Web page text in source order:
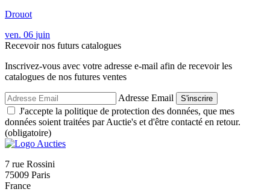
Drouot
ven. 06 juin
Recevoir nos futurs catalogues
Inscrivez-vous avec votre adresse e-mail afin de recevoir les
catalogues de nos futures ventes
Adresse Email S'inscrire
J'accepte la politique de protection des données, que mes
données soient traitées par Auctie's et d'être contacté en retour.
(obligatoire)
7 rue Rossini
75009 Paris
France